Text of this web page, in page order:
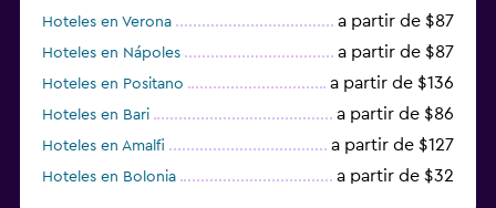
Hoteles en Verona a partir de $87
Hoteles en Nápoles a partir de $87
Hoteles en Positano a partir de $136
Hoteles en Bari a partir de $86
Hoteles en Amalfi a partir de $127
Hoteles en Bolonia a partir de $32